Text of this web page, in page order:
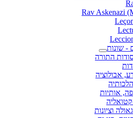
- שונות
התורה
אבולוציה
אותיות
וציונות